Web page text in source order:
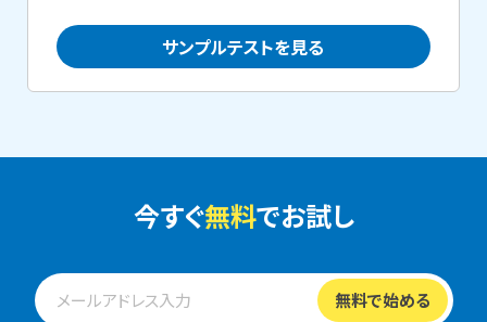
サンプルテストを見る
今すぐ無料でお試し